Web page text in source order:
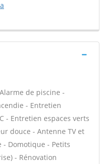
de piscine -
- Entretien
- Entretien espaces verts
douce - Antenne TV et
Domotique - Petits
- Rénovation